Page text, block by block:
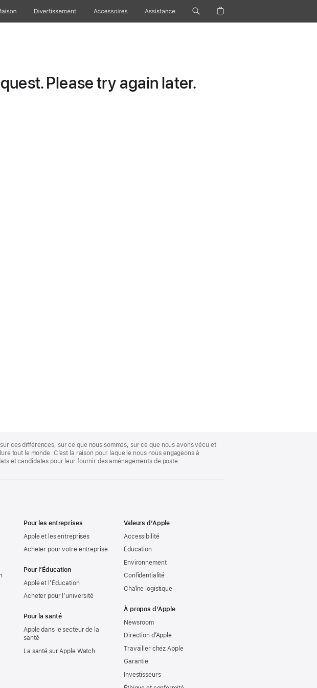
Divertissements Accessoires Assistance
Please try again later.
ces différences, sur ce que nous sommes, sur ce que nous avons vécu et
tout le monde. C’est la raison pour laquelle nous nous engageons à
et candidates pour leur fournir des aménagements de poste.
Pour les entreprises
Apple et les entreprises
Acheter pour votre entreprise
Pour l’Éducation
Apple et l’Éducation
Acheter pour l’université
Pour la santé
Apple dans le secteur de la
santé
La santé sur Apple Watch
Valeurs d’Apple
Accessibilité
Éducation
Environnement
Confidentialité
Chaîne logistique
À propos d’Apple
Newsroom
Direction d’Apple
Travailler chez Apple
Garantie
Investisseurs